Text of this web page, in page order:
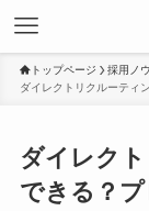
トップページ
採用ノ
ダイレクトリクルーティ
ダイレク
できる？